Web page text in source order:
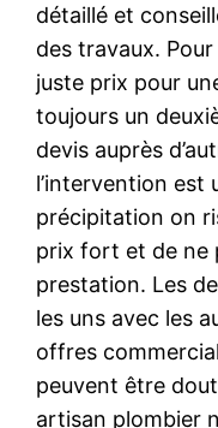
détaillé et
des travaux.
juste prix pour
toujours un
devis auprès
l’intervention est
précipitation on
prix fort et de ne
prestation. Les
les uns avec les
offres
peuvent être
artisan plombier